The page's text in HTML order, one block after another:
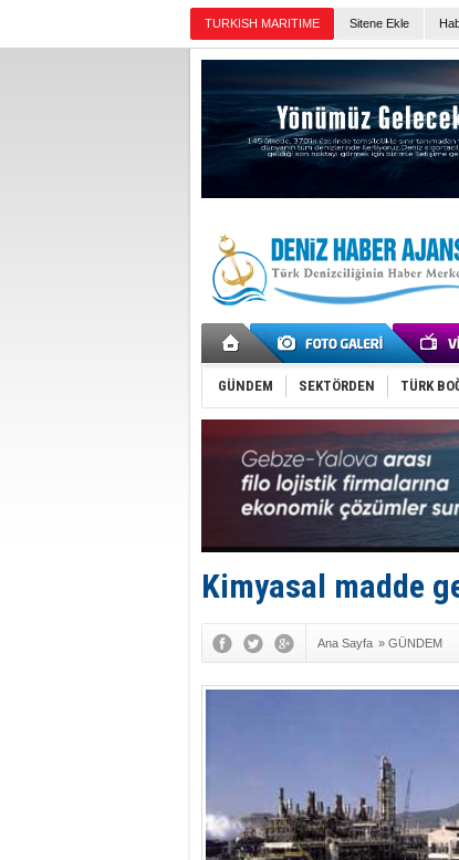
TURKISH MARITIME Sitene Ekle
GÜNDEM SEKTÖRDEN TÜRK
Kimyasal madde
Ana Sayfa » GÜNDEM